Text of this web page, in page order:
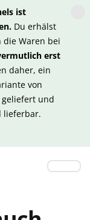
ist
Du erhälst
Waren bei
erst
daher, ein
von
und
lieferbar.